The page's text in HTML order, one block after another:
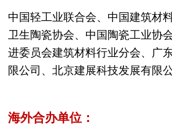
中国轻工业联合会、中国建筑材
卫生陶瓷协会、 中国陶瓷工业协会
进委员会建筑材料行业分会、广
限公司、北京建展科技发展有限
海外合办单位：